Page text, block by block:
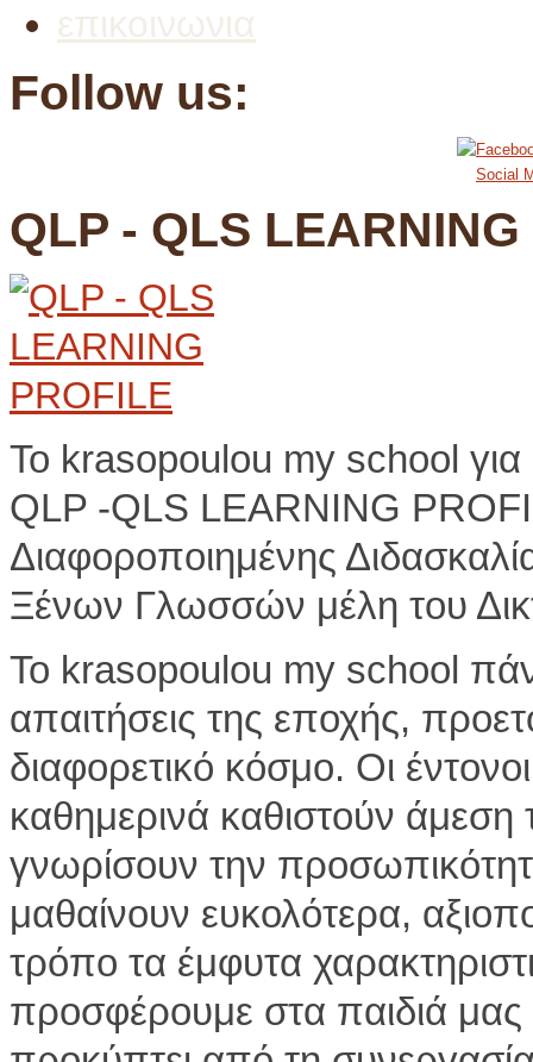
επικοινωνια
Follow us:
Social
QLP - QLS
Το krasopoulou my school
QLP -QLS LEARNING
Διαφοροποιημένης
Ξένων Γλωσσών μέλη του
Το krasopoulou my school
απαιτήσεις της εποχής,
διαφορετικό κόσμο. Οι
καθημερινά καθιστούν άμεση
γνωρίσουν την
μαθαίνουν ευκολότερα,
τρόπο τα έμφυτα
προσφέρουμε στα παιδιά